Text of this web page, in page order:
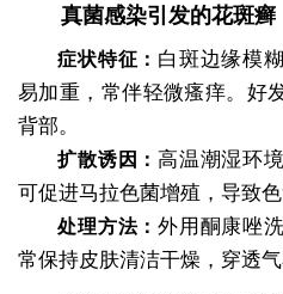
真菌感染引发的花斑癣
症状特征： 白斑边缘模
易加重，常伴轻微瘙痒。好
背部。
扩散诱因： 高温潮湿环
可促进马拉色菌增殖，导致色
处理方法：外用酮康唑
常保持皮肤清洁干燥，穿透气